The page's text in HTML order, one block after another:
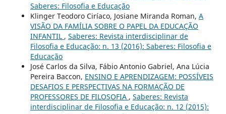
Saberes: Filosofia e Educação
Klinger Teodoro Ciríaco, Josiane Miranda Roman, A
VISÃO DA FAMÍLIA SOBRE O PAPEL DA EDUCAÇÃO
INFANTIL , Saberes: Revista interdisciplinar de
Filosofia e Educação: n. 13 (2016): Saberes: Filosofia e
Educação
José Carlos da Silva, Fábio Antonio Gabriel, Ana Lúcia
Pereira Baccon, ENSINO E APRENDIZAGEM: POSSÍVEIS
DESAFIOS E PERSPECTIVAS NA FORMAÇÃO DE
PROFESSORES DE FILOSOFIA , Saberes: Revista
interdisciplinar de Filosofia e Educação: n. 12 (2015):